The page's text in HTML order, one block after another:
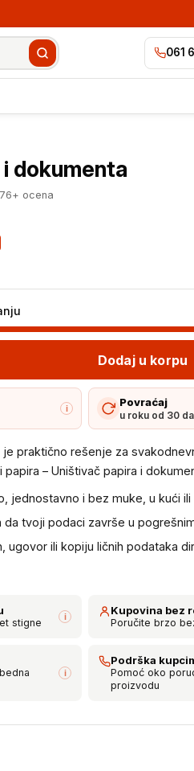
061
dokumenta
ocena
Dodaj u korpu
i
Povraćaj
u roku od 30
praktično rešenje za
– Uništivač papira i
jednostavno i bez muke, u kući ili
tvoji podaci završe u
ugovor ili kopiju ličnih podataka
stigne i Kupovina bez
Poručite brzo
i
Podrška
Pomoć oko
proizvodu
4.443 RSD